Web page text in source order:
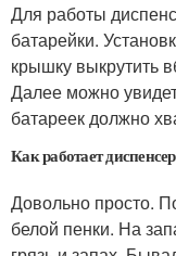
Для работы
батарейки.
крышку выкрутить
Далее можно
батареек должно
Как работает
Довольно просто.
белой пенки. На